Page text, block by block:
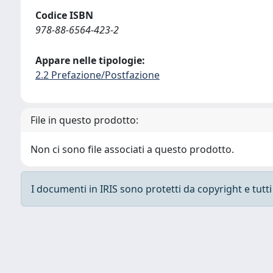
Codice ISBN
978-88-6564-423-2
Appare nelle tipologie:
2.2 Prefazione/Postfazione
File in questo prodotto:
Non ci sono file associati a questo prodotto.
I documenti in IRIS sono protetti da copyright e